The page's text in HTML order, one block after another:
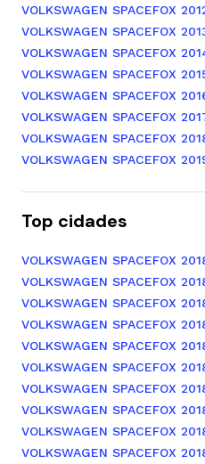
VOLKSWAGEN SPACEFOX
VOLKSWAGEN SPACEFOX
VOLKSWAGEN SPACEFOX
VOLKSWAGEN SPACEFOX
VOLKSWAGEN SPACEFOX
VOLKSWAGEN SPACEFOX
VOLKSWAGEN SPACEFOX
VOLKSWAGEN SPACEFOX
Top cidades
VOLKSWAGEN SPACEFOX
VOLKSWAGEN SPACEFOX
VOLKSWAGEN SPACEFOX
VOLKSWAGEN SPACEFOX
VOLKSWAGEN SPACEFOX
VOLKSWAGEN SPACEFOX
VOLKSWAGEN SPACEFOX
VOLKSWAGEN SPACEFOX
VOLKSWAGEN SPACEFOX
VOLKSWAGEN SPACEFOX